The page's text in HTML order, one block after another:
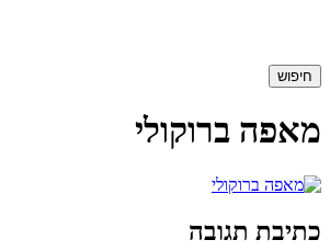
חיפוש
מאפה ברוקולי
כתיבת תגובה